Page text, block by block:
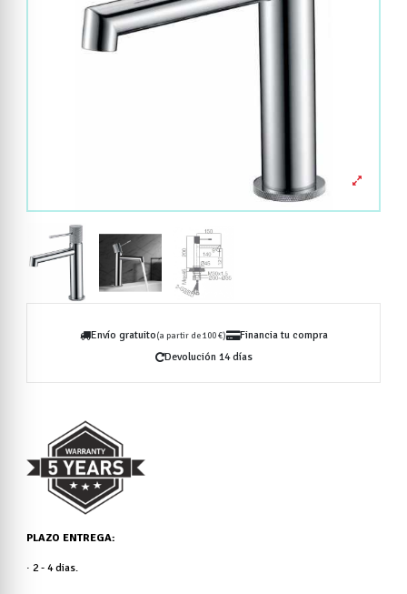
Envío gratuito(a partir de 100 €)
Financia tu compra
Devolución 14 días
PLAZO ENTREGA:
· 2 - 4 dias.